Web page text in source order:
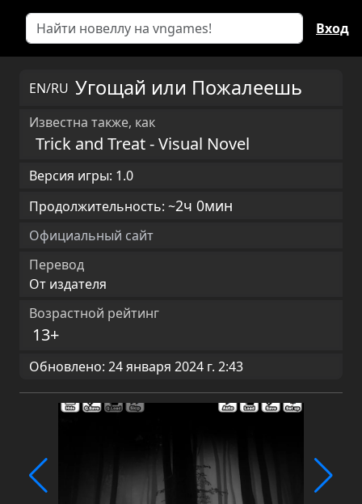
Вход
EN/RU Угощай или Пожалеешь
Известна также, как
Trick and Treat - Visual Novel
Версия игры: 1.0
Продолжительность: ~2ч 0мин
Официальный сайт
Перевод
От издателя
Возрастной рейтинг
13+
Обновлено: 24 января 2024 г. 2:43